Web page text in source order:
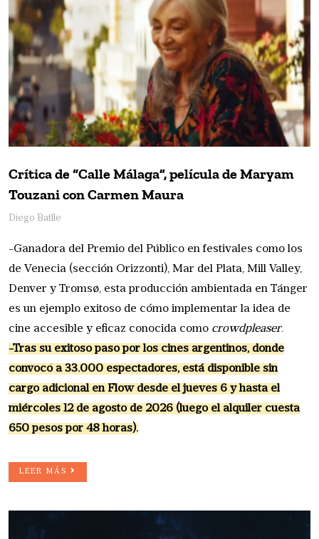
Crítica de “Calle Málaga”, película de Maryam
Touzani con Carmen Maura
Diego Batlle
-Ganadora del Premio del Público en festivales como los
de Venecia (sección Orizzonti), Mar del Plata, Mill Valley,
Denver y Tromsø, esta producción ambientada en Tánger
es un ejemplo exitoso de cómo implementar la idea de
cine accesible y eficaz conocida como crowdpleaser.
-Tras su exitoso paso por los cines argentinos, donde
convocó a 33.000 espectadores, está disponible sin
cargo adicional en Flow desde el jueves 6 y hasta el
miércoles 12 de agosto de 2026 (luego el alquiler cuesta
650 pesos por 48 horas).
LEER MÁS